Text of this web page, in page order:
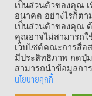
เป็นส่วนตัวของคุณ
อนาคต อย่างไรก็ต
เป็นส่วนตัวของคุณ
คุณอาจไม่สามารถใ
เว็บไซต์คณะการสื่อ
มีประสิทธิภาพ กดปุ่
สามารถนำข้อมูลกา
นโยบายคุกกี้